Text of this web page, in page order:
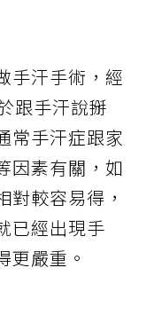
手汗手術，經
跟手汗說掰
常手汗症跟家
因素有關，如
對較容易得，
已經出現手
更嚴重。